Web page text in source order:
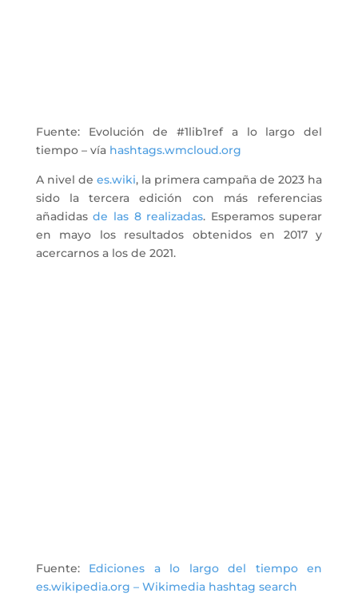
Fuente: Evolución de #1lib1ref a lo largo del
tiempo – vía hashtags.wmcloud.org
A nivel de es.wiki, la primera campaña de 2023 ha
sido la tercera edición con más referencias
añadidasde las 8 realizadas. Esperamos superar
en mayo los resultados obtenidos en 2017 y
acercarnos a los de 2021.
Fuente: Ediciones a lo largo del tiempo en
es.wikipedia.org – Wikimedia hashtag search